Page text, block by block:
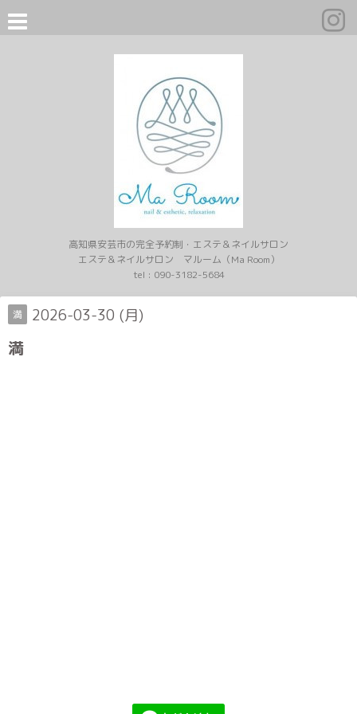
高知県安芸市の完全予約制・エステ＆ネイルサロン
エステ＆ネイルサロン マルーム（Ma Room）
tel : 090-3182-5684
満 2026-03-30 (月)
満